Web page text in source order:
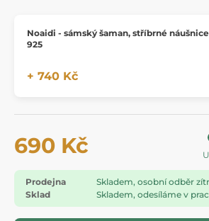
Noaidi - sámský šaman, stříbrné
925
+ 740 Kč
690 Kč
Prodejna
Skladem, osobní odběr
Sklad
Skladem, odesíláme v